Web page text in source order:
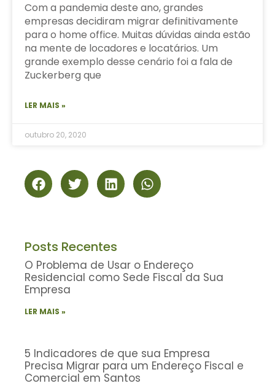
Com a pandemia deste ano, grandes
empresas decidiram migrar definitivamente
para o home office. Muitas dúvidas ainda estão
na mente de locadores e locatários. Um
grande exemplo desse cenário foi a fala de
Zuckerberg que
LER MAIS »
outubro 20, 2020
Posts Recentes
O Problema de Usar o Endereço
Residencial como Sede Fiscal da Sua
Empresa
LER MAIS »
5 Indicadores de que sua Empresa
Precisa Migrar para um Endereço Fiscal e
Comercial em Santos